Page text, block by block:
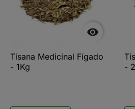

Tisana Medicinal Fígado
- 1Kg
-